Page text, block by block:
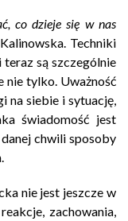
co dzieje się w nas
Techniki
teraz są szczególnie
nie tylko. Uważność
na siebie i sytuację,
świadomość jest
chwili sposoby
nie jest jeszcze w
zachowania,